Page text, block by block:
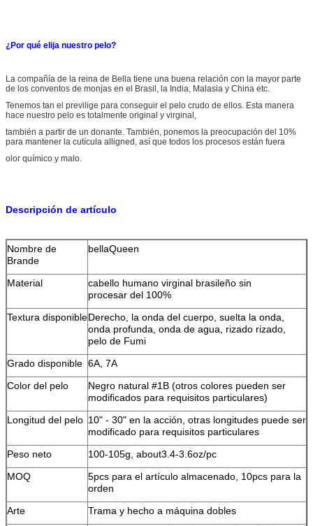
¿Por qué elija nuestro pelo?
La compañía de la reina de Bella tiene una buena relación con la mayor parte
de los conventos de monjas en el Brasil, la India, Malasia y China etc.
Tenemos tan el previlige para conseguir el pelo crudo de ellos. Esta manera
hace nuestro pelo es totalmente original y virginal,
también a partir de un donante. También, ponemos la preocupación del 10%
para mantener la cutícula alligned, así que todos los procesos están fuera
olor químico y malo.
Descripción de artículo
Nombre de
Brande
bellaQueen
Material
cabello humano virginal brasileño sin
procesar del 100%
Textura disponibleDerecho, la onda del cuerpo, suelta la onda,
onda profunda, onda de agua, rizado rizado,
pelo de Fumi
Grado disponible 6A, 7A
Color del pelo
Negro natural #1B (otros colores pueden ser
modificados para requisitos particulares)
Longitud del pelo 10" - 30" en la acción, otras longitudes puede ser
modificado para requisitos particulares
Peso neto
100-105g, about3.4-3.6oz/pc
MOQ
5pcs para el artículo almacenado, 10pcs para la
orden
Arte
Trama y hecho a máquina dobles